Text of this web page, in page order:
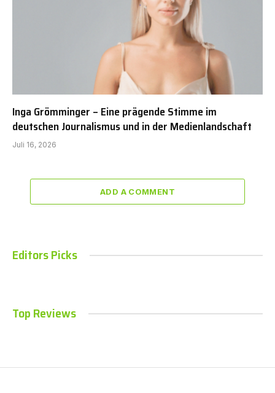
Inga Grömminger – Eine prägende Stimme im
deutschen Journalismus und in der Medienlandschaft
Juli 16, 2026
ADD A COMMENT
Editors Picks
Top Reviews